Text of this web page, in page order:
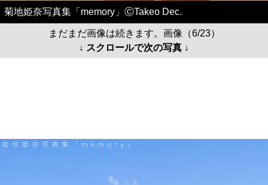
菊地姫奈写真集「memory」ⒸTakeo Dec.
まだまだ画像は続きます。画像（6/23）
↓ スクロールで次の写真 ↓